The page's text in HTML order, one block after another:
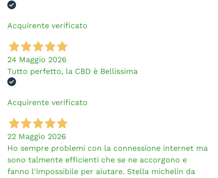
Acquirente verificato
24 Maggio 2026
Tutto perfetto, la CBD è Bellissima
Acquirente verificato
22 Maggio 2026
Ho sempre problemi con la connessione internet ma
sono talmente efficienti che se ne accorgono e
fanno l'impossibile per aiutare. Stella michelin da